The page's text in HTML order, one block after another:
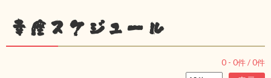
幸座スケジュール
0 - 0件 /0件